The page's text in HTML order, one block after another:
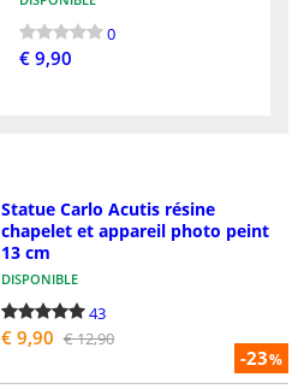
0
€ 9,90
-23%
Statue Carlo Acutis résine
chapelet et appareil photo peint
13 cm
DISPONIBLE
43
€ 9,90 € 12,90